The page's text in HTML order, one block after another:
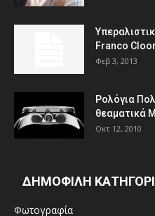
Franco
Φεβ 3, 2013
Ρολόγια
θεαματικά
Οκτ 12, 2010
ΔΗΜΟΦΙΛΗ
Φωτογραφία